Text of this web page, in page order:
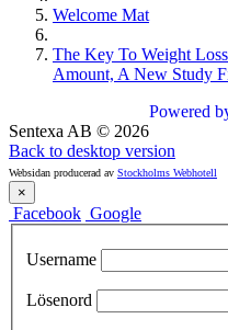
Welcome Mat
The Key To Weight
Amount, A New Study
Powered
Sentexa AB © 2026
Back to desktop version
Websidan producerad av Stockholms Webhotell
×
Facebook Google
Username
Lösenord